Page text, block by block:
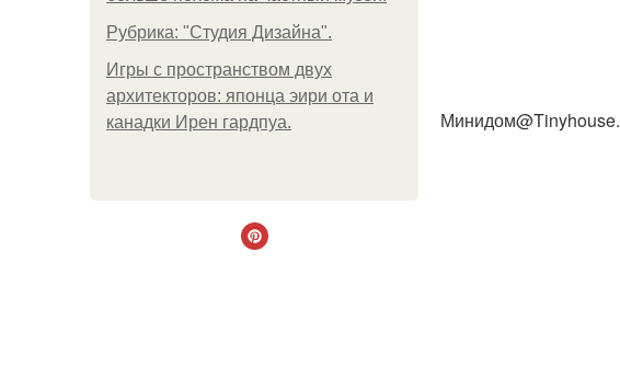
Рубрика: "Студия Дизайна".
Игры с пространством двух
архитекторов: японца эири ота и
канадки Ирен гардпуа.
Минидом@Tinyhouse.